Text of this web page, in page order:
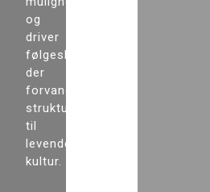
og
driver
følgeskab,
der
forvandler
struktur
til
levende
kultur.